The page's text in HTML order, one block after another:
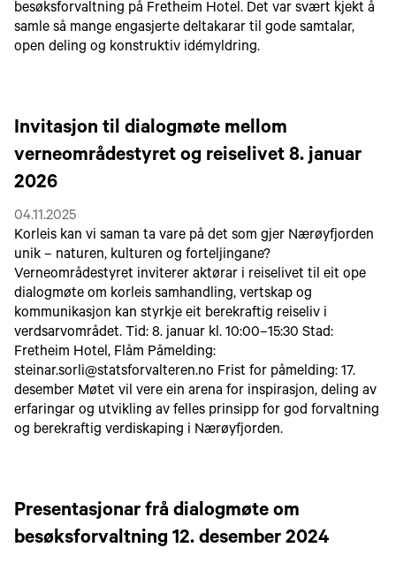
besøksforvaltning på Fretheim Hotel. Det var svært kjekt å
samle så mange engasjerte deltakarar til gode samtalar,
open deling og konstruktiv idémyldring.
Invitasjon til dialogmøte mellom
verneområdestyret og reiselivet 8. januar
2026
04.11.2025
Korleis kan vi saman ta vare på det som gjer Nærøyfjorden
unik – naturen, kulturen og forteljingane?
Verneområdestyret inviterer aktørar i reiselivet til eit ope
dialogmøte om korleis samhandling, vertskap og
kommunikasjon kan styrkje eit berekraftig reiseliv i
verdsarvområdet. Tid: 8. januar kl. 10:00–15:30 Stad:
Fretheim Hotel, Flåm Påmelding:
steinar.sorli@statsforvalteren.no Frist for påmelding: 17.
desember Møtet vil vere ein arena for inspirasjon, deling av
erfaringar og utvikling av felles prinsipp for god forvaltning
og berekraftig verdiskaping i Nærøyfjorden.
Presentasjonar frå dialogmøte om
besøksforvaltning 12. desember 2024